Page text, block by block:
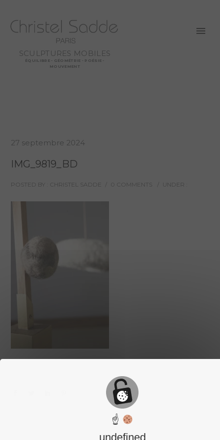
SCULPTURES MOBILES
ÉQUILIBRE - GÉOMÉTRIE - POÉSIE -
MOUVEMENT
27 septembre 2024
IMG_9819_BD
POSTED BY : CHRISTEL SADDE 0 COMMENTS UNDER :
☝
undefined